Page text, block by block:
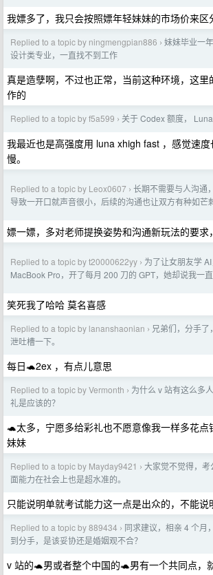
我嫖多了，我只会按照嫖年轻妹妹的市场价来区
Replied to a topic by ningmengpian886 › 妹妹毕业一
设计类专业，一直找不到工作
真是造孽啊，不过也正常，当前这种环境，这里
作的
Replied to a topic by f5a599 › 关于 Codex 额度，
我最近也是高强度用 luna xhigh fast ，感觉速
慢。
Replied to a topic by Leox0607 › 长期不需要与人沟通
导致一开口就声音很小，后续的沟通也让双方有种如芒
嫖一嫖，多对老师提换姿势和沟通新玩法的要求
Replied to a topic by t20000622yy › 为了让女朋友学
MacBook Pro，开了每月 200 刀的 GPT，她却说我一
笑死我了哈哈 莫名喜感
Replied to a topic by lananshaonian › 兄弟们，分手
泄吐槽一下。
每日🐢2ex ，有点儿意思
Replied to a topic by Vermonth › 为什么 v 站有这么多
礼是应该的？
🐢太多，宁愿多给彩礼也不愿意像我一样多花
妹妹
Replied to a topic by Mayday9421 › 大家觉不觉得，
面能力在社会上也是超水准的。
只能说明单就考试能力这一点是出众的，不能说
Replied to a topic by 889434 › 同求建议，相亲 4 个月
到分手，是该妥协还是婚姻观不合？
v 站的🐢男或者整个中国的🐢男有一个共同点，